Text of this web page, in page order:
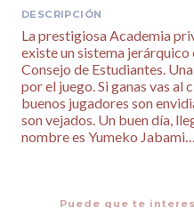
DESCRIPCIÓN
La prestigiosa Academia
existe un sistema jerárquico
Consejo de Estudiantes.
por el juego. Si ganas vas al
buenos jugadores son
son vejados. Un buen día,
nombre es Yumeko Jabami…
Puede que te